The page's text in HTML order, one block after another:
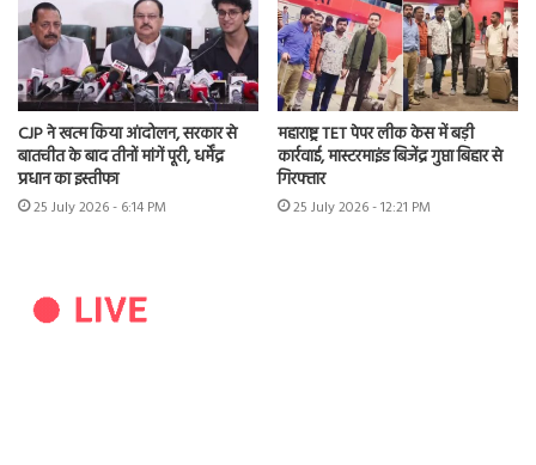
CJP ने खत्म किया आंदोलन, सरकार से
बातचीत के बाद तीनों मांगें पूरी, धर्मेंद्र
प्रधान का इस्तीफा
25 July 2026 - 6:14 PM
महाराष्ट्र TET पेपर लीक केस में बड़ी
कार्रवाई, मास्टरमाइंड बिजेंद्र गुप्ता बिहार से
गिरफ्तार
25 July 2026 - 12:21 PM